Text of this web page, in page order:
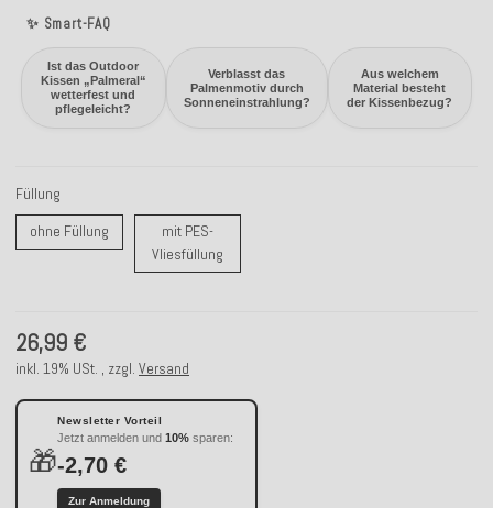
✨ Smart-FAQ
Ist das Outdoor
Kissen „Palmeral“
wetterfest und
pflegeleicht?
Verblasst das
Palmenmotiv durch
Sonneneinstrahlung?
Aus welchem
Material besteht
der Kissenbezug?
Füllung
ohne Füllungohne Füllungmit PES-
Vliesfüllungmit PES-Vliesfüllung
26,99 €
inkl. 19% USt. , zzgl. Versand
🎁
Newsletter Vorteil
Jetzt anmelden und 10% sparen:
-2,70 €
Zur Anmeldung